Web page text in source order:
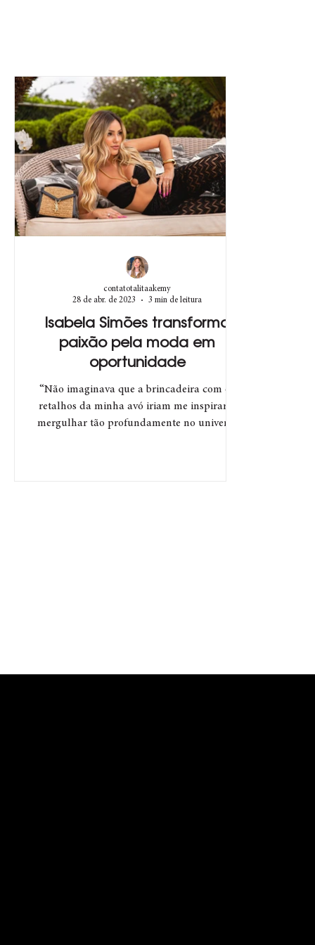
Isabela Simões transforma
paixão pela moda em
oportunidade
“Não imaginava que a brincadeira com os
retalhos da minha avó iriam me inspirar a
mergulhar tão profundamente no universo
contatotalitaakemy
28 de abr. de 2023
3 min de leitura